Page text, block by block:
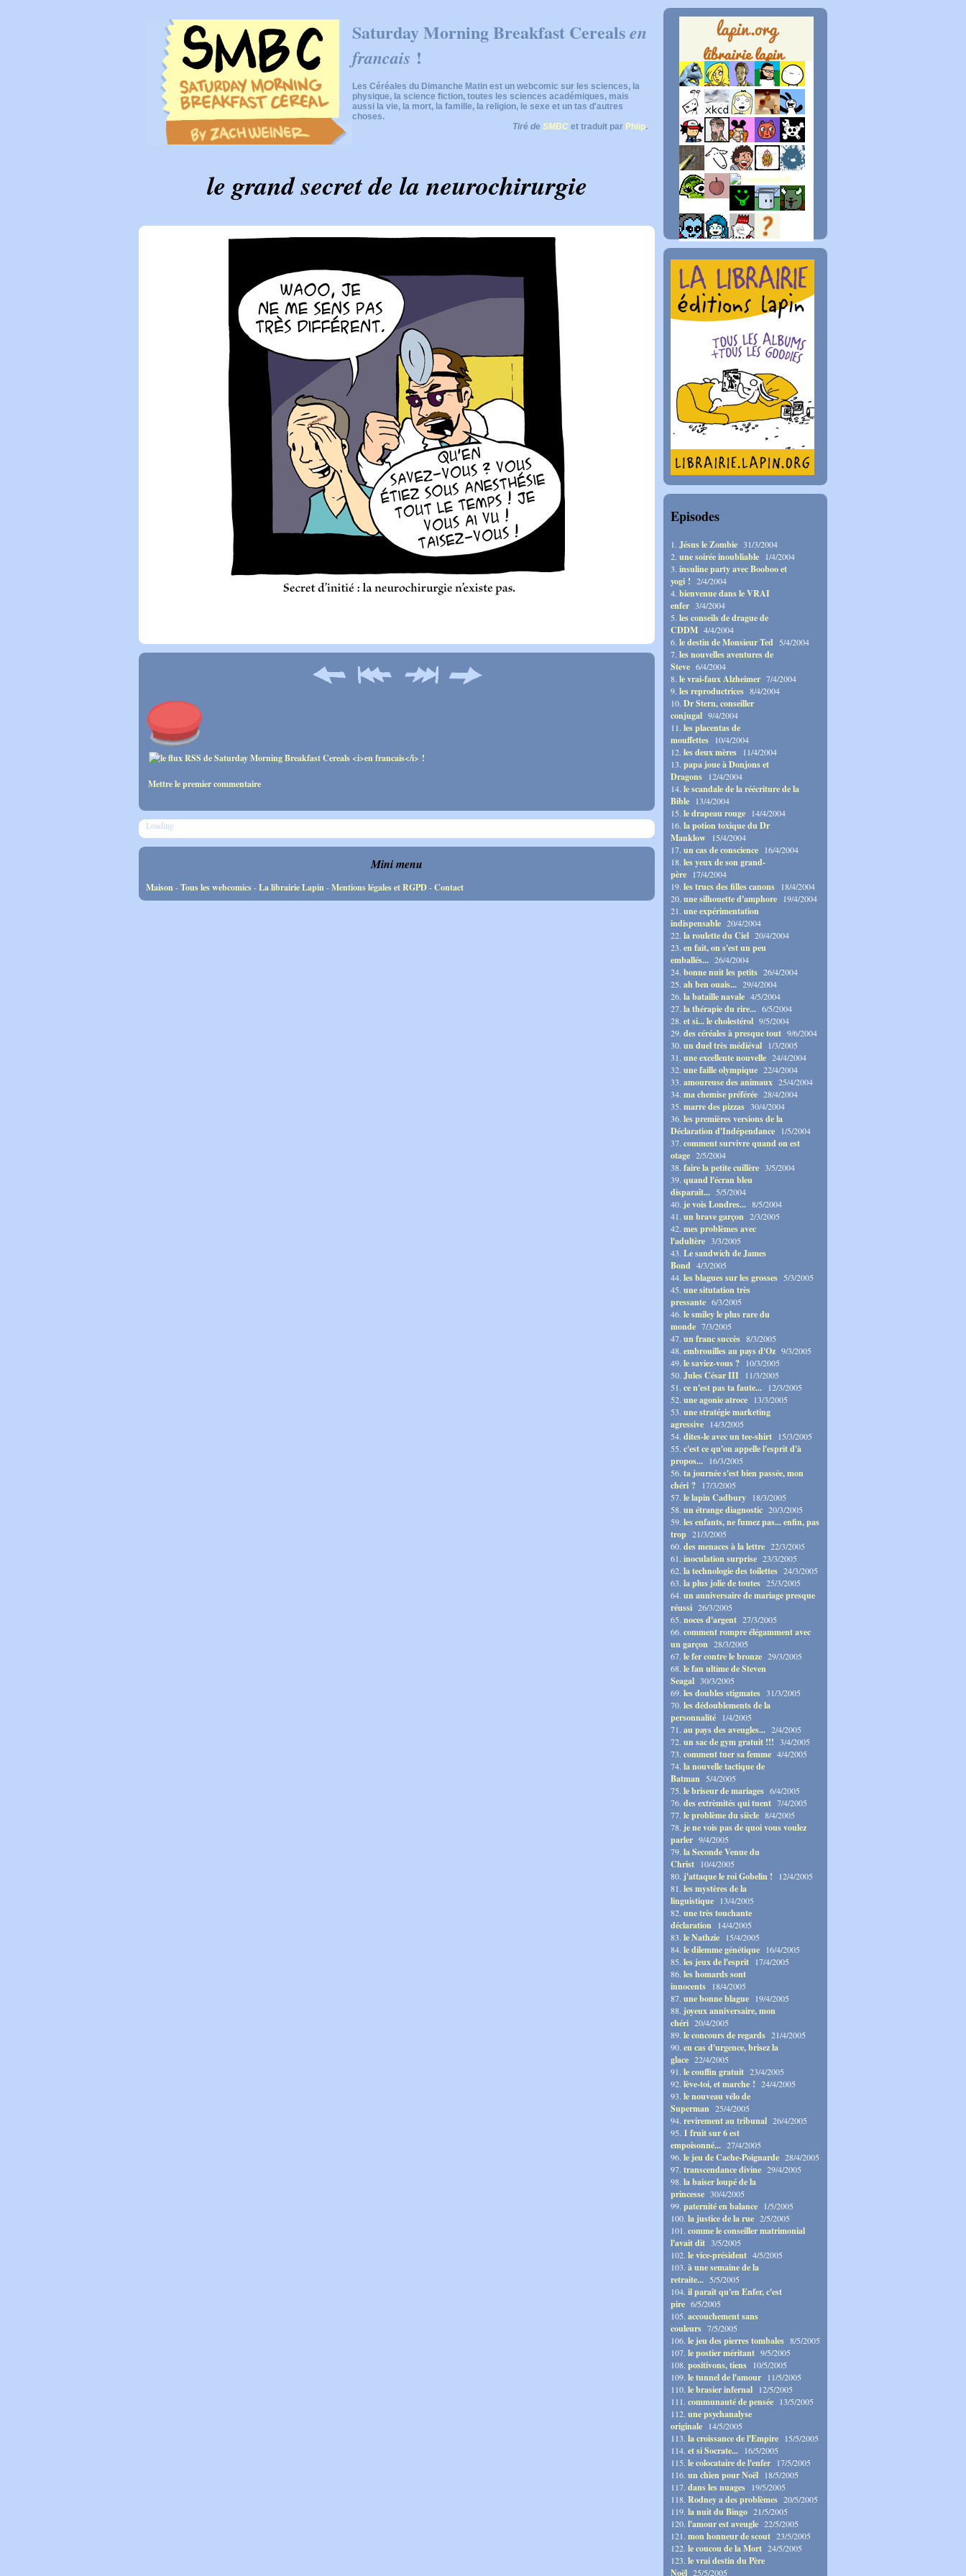
Saturday Morning Breakfast Cerealsen
francais !
Les Céréales du Dimanche Matin est un webcomic sur les sciences, la
physique, la science fiction, toutes les sciences académiques, mais
aussi la vie, la mort, la famille, la religion, le sexe et un tas d'autres
choses.
Tiré de SMBC et traduit par Phiip.
le grand secret de la neurochirurgie
Mettre le premier commentaire
Loading
Mini menu
Maison-Tous les webcomics-La librairie Lapin-Mentions légales et RGPD-Contact
Episodes
1. Jésus le Zombie 31/3/2004
2. une soirée inoubliable 1/4/2004
3. insuline party avec Booboo et
yogi ! 2/4/2004
4. bienvenue dans le VRAI
enfer 3/4/2004
5. les conseils de drague de
CDDM 4/4/2004
6. le destin de Monsieur Ted 5/4/2004
7. les nouvelles aventures de
Steve 6/4/2004
8. le vrai-faux Alzheimer 7/4/2004
9. les reproductrices 8/4/2004
10. Dr Stern, conseiller
conjugal 9/4/2004
11. les placentas de
mouffettes 10/4/2004
12. les deux mères 11/4/2004
13. papa joue à Donjons et
Dragons 12/4/2004
14. le scandale de la réécriture de la
Bible 13/4/2004
15. le drapeau rouge 14/4/2004
16. la potion toxique du Dr
Manklow 15/4/2004
17. un cas de conscience 16/4/2004
18. les yeux de son grand-
père 17/4/2004
19. les trucs des filles canons 18/4/2004
20. une silhouette d'amphore 19/4/2004
21. une expérimentation
indispensable 20/4/2004
22. la roulette du Ciel 20/4/2004
23. en fait, on s'est un peu
emballés... 26/4/2004
24. bonne nuit les petits 26/4/2004
25. ah ben ouais... 29/4/2004
26. la bataille navale 4/5/2004
27. la thérapie du rire... 6/5/2004
28. et si... le cholestérol 9/5/2004
29. des céréales à presque tout 9/6/2004
30. un duel très médiéval 1/3/2005
31. une excellente nouvelle 24/4/2004
32. une faille olympique 22/4/2004
33. amoureuse des animaux 25/4/2004
34. ma chemise préférée 28/4/2004
35. marre des pizzas 30/4/2004
36. les premières versions de la
Déclaration d'Indépendance 1/5/2004
37. comment survivre quand on est
otage 2/5/2004
38. faire la petite cuillère 3/5/2004
39. quand l'écran bleu
disparaît... 5/5/2004
40. je vois Londres... 8/5/2004
41. un brave garçon 2/3/2005
42. mes problèmes avec
l'adultère 3/3/2005
43. Le sandwich de James
Bond 4/3/2005
44. les blagues sur les grosses 5/3/2005
45. une situtation très
pressante 6/3/2005
46. le smiley le plus rare du
monde 7/3/2005
47. un franc succès 8/3/2005
48. embrouilles au pays d'Oz 9/3/2005
49. le saviez-vous ? 10/3/2005
50. Jules César III 11/3/2005
51. ce n'est pas ta faute... 12/3/2005
52. une agonie atroce 13/3/2005
53. une stratégie marketing
agressive 14/3/2005
54. dites-le avec un tee-shirt 15/3/2005
55. c'est ce qu'on appelle l'esprit d'à
propos... 16/3/2005
56. ta journée s'est bien passée, mon
chéri ? 17/3/2005
57. le lapin Cadbury 18/3/2005
58. un étrange diagnostic 20/3/2005
59. les enfants, ne fumez pas... enfin, pas
trop 21/3/2005
60. des menaces à la lettre 22/3/2005
61. inoculation surprise 23/3/2005
62. la technologie des toilettes 24/3/2005
63. la plus jolie de toutes 25/3/2005
64. un anniversaire de mariage presque
réussi 26/3/2005
65. noces d'argent 27/3/2005
66. comment rompre élégamment avec
un garçon 28/3/2005
67. le fer contre le bronze 29/3/2005
68. le fan ultime de Steven
Seagal 30/3/2005
69. les doubles stigmates 31/3/2005
70. les dédoublements de la
personnalité 1/4/2005
71. au pays des aveugles... 2/4/2005
72. un sac de gym gratuit !!! 3/4/2005
73. comment tuer sa femme 4/4/2005
74. la nouvelle tactique de
Batman 5/4/2005
75. le briseur de mariages 6/4/2005
76. des extrèmités qui tuent 7/4/2005
77. le problème du siècle 8/4/2005
78. je ne vois pas de quoi vous voulez
parler 9/4/2005
79. la Seconde Venue du
Christ 10/4/2005
80. j'attaque le roi Gobelin ! 12/4/2005
81. les mystères de la
linguistique 13/4/2005
82. une très touchante
déclaration 14/4/2005
83. le Nathzie 15/4/2005
84. le dilemme génétique 16/4/2005
85. les jeux de l'esprit 17/4/2005
86. les homards sont
innocents 18/4/2005
87. une bonne blague 19/4/2005
88. joyeux anniversaire, mon
chéri 20/4/2005
89. le concours de regards 21/4/2005
90. en cas d'urgence, brisez la
glace 22/4/2005
91. le couffin gratuit 23/4/2005
92. lève-toi, et marche ! 24/4/2005
93. le nouveau vélo de
Superman 25/4/2005
94. revirement au tribunal 26/4/2005
95. 1 fruit sur 6 est
empoisonné... 27/4/2005
96. le jeu de Cache-Poignarde 28/4/2005
97. transcendance divine 29/4/2005
98. la baiser loupé de la
princesse 30/4/2005
99. paternité en balance 1/5/2005
100. la justice de la rue 2/5/2005
101. comme le conseiller matrimonial
l'avait dit 3/5/2005
102. le vice-président 4/5/2005
103. à une semaine de la
retraite... 5/5/2005
104. il paraît qu'en Enfer, c'est
pire 6/5/2005
105. accouchement sans
couleurs 7/5/2005
106. le jeu des pierres tombales 8/5/2005
107. le postier méritant 9/5/2005
108. positivons, tiens 10/5/2005
109. le tunnel de l'amour 11/5/2005
110. le brasier infernal 12/5/2005
111. communauté de pensée 13/5/2005
112. une psychanalyse
originale 14/5/2005
113. la croissance de l'Empire 15/5/2005
114. et si Socrate... 16/5/2005
115. le colocataire de l'enfer 17/5/2005
116. un chien pour Noël 18/5/2005
117. dans les nuages 19/5/2005
118. Rodney a des problèmes 20/5/2005
119. la nuit du Bingo 21/5/2005
120. l'amour est aveugle 22/5/2005
121. mon honneur de scout 23/5/2005
122. le coucou de la Mort 24/5/2005
123. le vrai destin du Père
Noël 25/5/2005